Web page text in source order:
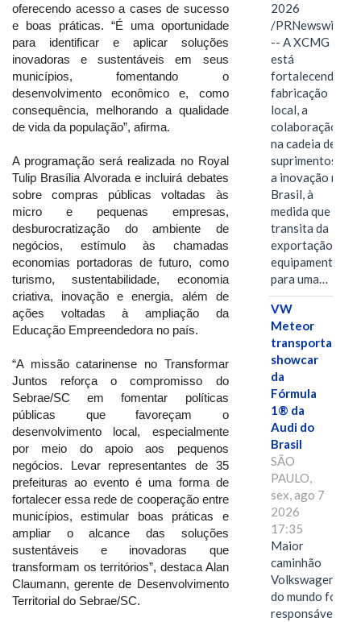
oferecendo acesso a cases de sucesso
e boas práticas. “É uma oportunidade
para identificar e aplicar soluções
inovadoras e sustentáveis em seus
municípios, fomentando o
desenvolvimento econômico e, como
consequência, melhorando a qualidade
de vida da população”, afirma.
A programação será realizada no Royal
Tulip Brasília Alvorada e incluirá debates
sobre compras públicas voltadas às
micro e pequenas empresas,
desburocratização do ambiente de
negócios, estímulo às chamadas
economias portadoras de futuro, como
turismo, sustentabilidade, economia
criativa, inovação e energia, além de
ações voltadas à ampliação da
Educação Empreendedora no país.
“A missão catarinense no Transformar
Juntos reforça o compromisso do
Sebrae/SC em fomentar políticas
públicas que favoreçam o
desenvolvimento local, especialmente
por meio do apoio aos pequenos
negócios. Levar representantes de 35
prefeituras ao evento é uma forma de
fortalecer essa rede de cooperação entre
municípios, estimular boas práticas e
ampliar o alcance das soluções
sustentáveis e inovadoras que
transformam os territórios”, destaca Alan
Claumann, gerente de Desenvolvimento
Territorial do Sebrae/SC.
2026
/PRNewswire/
-- A XCMG
está
fortalecendo a
fabricação
local, a
colaboração
na cadeia de
suprimentos e
a inovação no
Brasil, à
medida que
transita da
exportação de
equipamentos
para uma…
VW
Meteor
transporta
showcar
da
Fórmula
1® da
Audi do
Brasil
SÃO
PAULO,
sex, ago 7
2026
17:35
Maior
caminhão
Volkswagen
do mundo foi
responsável